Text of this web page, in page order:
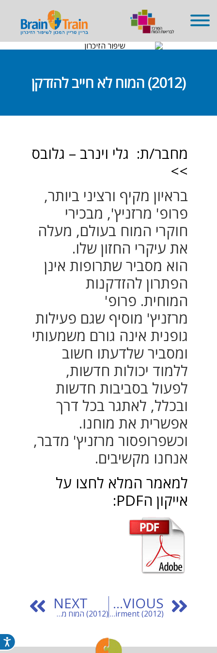
בְּאֲתָר
זֶה
מַעֲרֶכֶת
נָגִישׁ
(2012) המוח לא חייב להזדקן
מחבר/ת: גלי וינרב – גלובס
>>
בראיון מקיף ורציני ביותר,
פרופ' מרזניץ', מבכירי
חוקרי המוח בעולם, מעלה
את עיקרי החזון שלו.
הוא מסביר שתרופות אינן
הפתרון להזדקנות
המוחית. פרופ'
מרזניץ' מוסיף שגם פעילות
גופנית אינה גורם משמעותי
ומסביר שלדעתו חשוב
ללמוד יכולות חדשות,
לפעול בסביבות חדשות
ובכלל, לאתגר בכל דרך
אפשרית את מוחנו.
וכשפרופסור מרזניץ' מדבר,
אנחנו מקשיבים.
למאמר המלא לחצו על
אייקון הPDF:
PREVIOUS
(Cognitive Training and Mild Cognitive Impairment (2012
NEXT
(2012) המוח מתחיל להידרדר בגיל 45